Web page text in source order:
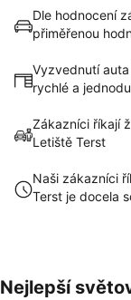
Dle hodnocení
přiměřenou
Vyzvednutí
rychlé a
Zákazníci říkají
Letiště Terst
Naši zákazníci
Terst je docela
Nejlepší